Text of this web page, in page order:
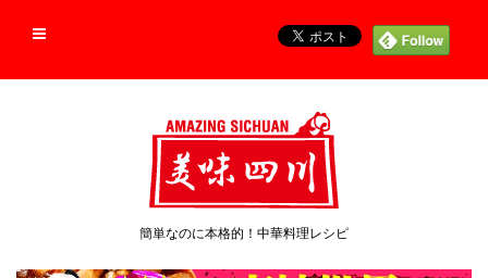
簡単なのに本格的！中華料理レシピ